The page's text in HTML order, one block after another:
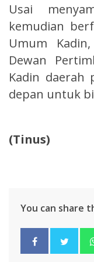
Usai
kemudian
Umum
Dewan
Kadin
depan untuk
(Tinus)
You can share